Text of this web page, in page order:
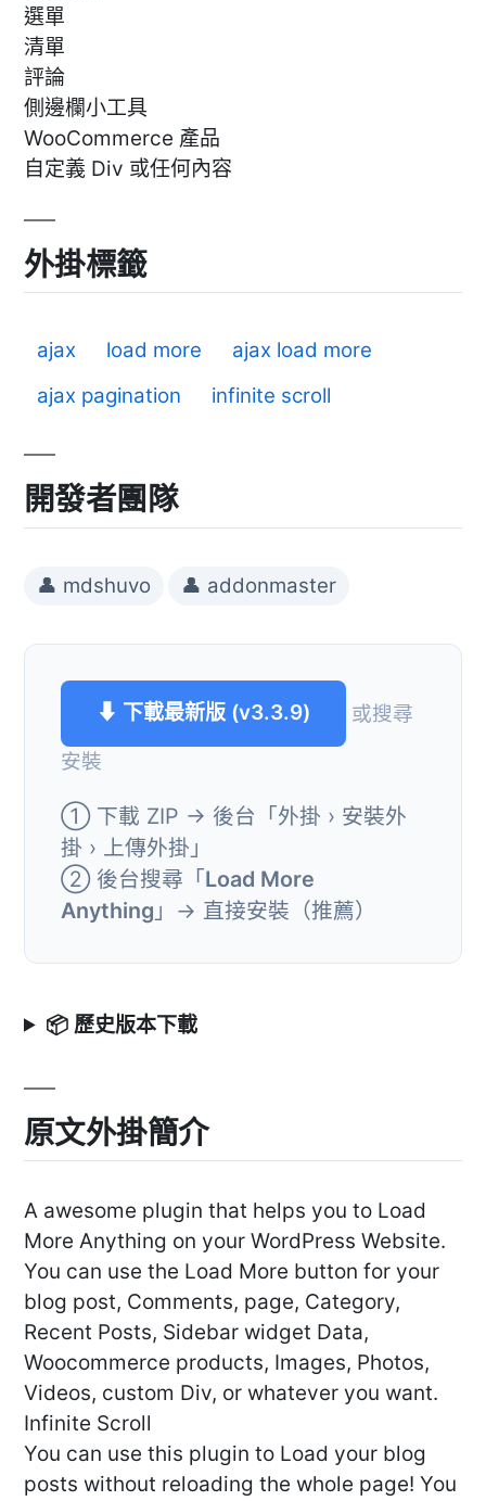
選單
清單
評論
側邊欄小工具
WooCommerce 產品
自定義 Div 或任何內容
外掛標籤
ajax load more
ajax load more
ajax pagination
infinite scroll
開發者團隊
👤 mdshuvo 👤 addonmaster
⬇ 下載最新版 (v3.3.9)
或搜尋
安裝
① 下載 ZIP → 後台「外掛 › 安裝外
掛 › 上傳外掛」
② 後台搜尋「Load More
Anything 」→ 直接安裝（推薦）
📦 歷史版本下載
原文外掛簡介
A awesome plugin that helps you to Load
More Anything on your WordPress Website.
You can use the Load More button for your
blog post, Comments, page, Category,
Recent Posts, Sidebar widget Data,
Woocommerce products, Images, Photos,
Videos, custom Div, or whatever you want.
Infinite Scroll
You can use this plugin to Load your blog
posts without reloading the whole page! You